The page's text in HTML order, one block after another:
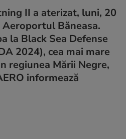
II a aterizat, luni, 20
Aeroportul Băneasa.
la Black Sea Defense
2024), cea mai mare
regiunea Mării Negre,
informează